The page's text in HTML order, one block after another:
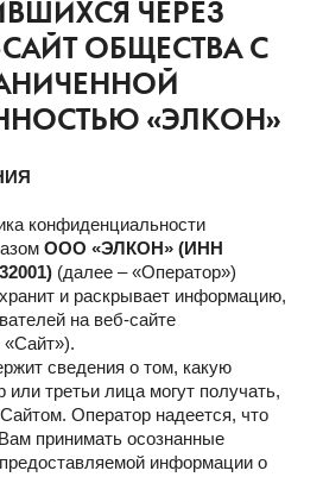
ЧЕРЕЗ
ОБЩЕСТВА С
«ЭЛКОН»
конфиденциальности
OOO «ЭЛКОН» (ИНН
(далее – «Оператор»)
и раскрывает информацию,
на веб-сайте
«Сайт»).
сведения о том, какую
третьи лица могут получать,
Оператор надеется, что
принимать осознанные
информации о